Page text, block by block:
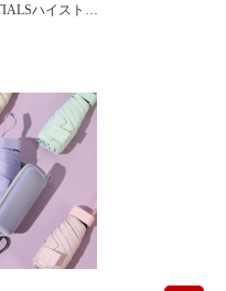
ハイストリ